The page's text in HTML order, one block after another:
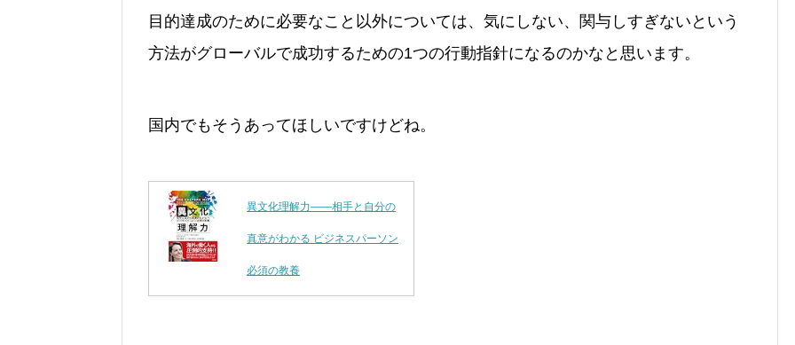
目的達成のために必要なこと以外については、気にしない、関与しすぎないという
方法がグローバルで成功するための1つの行動指針になるのかなと思います。
国内でもそうあってほしいですけどね。
異文化理解力――相手と自分の
真意がわかる ビジネスパーソン
必須の教養